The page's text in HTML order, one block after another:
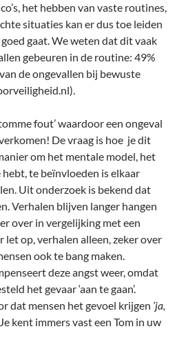
het hebben van vaste routines,
situaties kan er dus toe leiden
gaat. We weten dat dit vaak
gebeuren in de routine: 49%
de ongevallen bij bewuste
fout’ waardoor een ongeval
De vraag is hoe je dit
om het mentale model, het
te beïnvloeden is elkaar
Uit onderzoek is bekend dat
Verhalen blijven langer hangen
over in vergelijking met een
let op, verhalen alleen, zeker over
ook te bang maken.
deze angst weer, omdat
het gevaar ‘aan te gaan’.
dat mensen het gevoel krijgen ‘ja,
kent immers vast een Tom in uw